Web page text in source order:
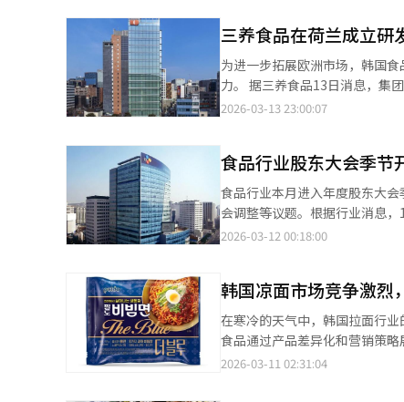
综合来看，在海外需求持续释
周期，其全球化布局成效正逐步
求，萌生了将这种味道融入方
汲取青阳辣椒、哈瓦那辣椒等
辣味”。据介绍，该产品经过约一年研发，
品推出仅三个月，销量实现翻
吃法”，带动品牌相继推出芝士
心单品之列。业内普遍认为，火
鸡面在全球范围内的爆红，已
出口至全球100余个国家和地区
有出口产品均在韩国本土生产
2017年突破1亿美元起步，
发端于2014年YouTube上兴
Carrott邀请朋友比拼谁能最快
TikTok等社交平台上，相关挑
而，火鸡面的成功并非仅凭社
为开拓东南亚市场，公司取得
三养食品在荷兰成立研
为进一步拓展欧洲市场，韩国
力。 据三养食品13日消息，集团日前在荷兰瓦赫宁恩附近成立研发中心。中心并非当地法人公司，而是作为韩国总
部的海外研究据点运行，主要担任集团在欧洲地区的研发
球农业研究的重要机构之一。 三养食品负责人表示，集团在欧洲开展研发活动的目标，是利用植物性原料开发健康的
功能性食品，并通过强化研发基础，推动未来新食品
度。2024年，公司已在阿姆斯
应链体系。 业内人士认为，随着欧洲消费者对健康食品和植物基食品需求的持续增长，三养食品通过建立研发中心加
强本地化研发，有望进一步提升
2026-03-13 23:00:07
食品行业股东大会季节
食品行业本月进入年度股东大
会调整等议题。根据行业消息
的CJ第一制糖。26日将是“超
天食品删除了现有章程中的集
农心计划任命会长辛东原的长
则提出了重新任命代表理事林
改为“三立”，以适应控股公司
系。股东回馈政策也有所加强
2026-03-12 00:18:00
韩国凉面市场竞争激烈
在寒冷的天气中，韩国拉面行
食品通过产品差异化和营销策
于夏季销售占比较高，企业需
2026-03-11 02:31:04